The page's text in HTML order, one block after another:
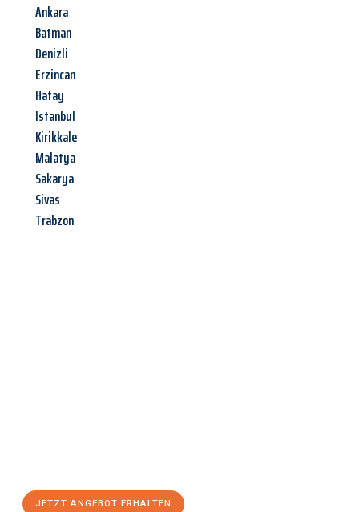
Ankara
Batman
Denizli
Erzincan
Hatay
Istanbul
Kirikkale
Malatya
Sakarya
Sivas
Trabzon
JETZT ANGEBOT ERHALTEN